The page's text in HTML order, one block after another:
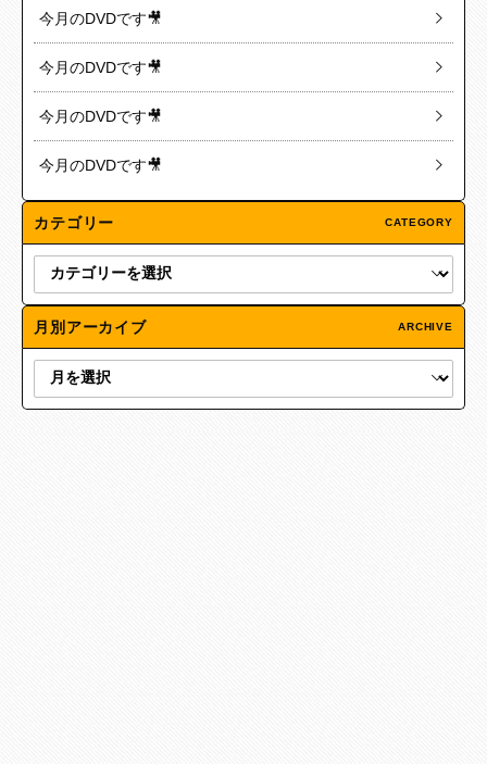
今月のDVDです🎥
今月のDVDです🎥
今月のDVDです🎥
今月のDVDです🎥
カテゴリー CATEGORY
月別アーカイブ ARCHIVE